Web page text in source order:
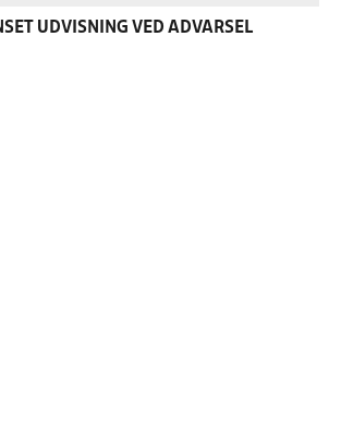
UDVISNING VED ADVARSEL